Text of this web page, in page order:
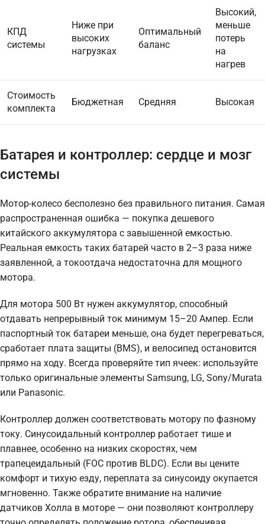
КПД
системы
Ниже при
высоких
нагрузках
Оптимальный
баланс
Высокий,
меньше
потерь
на
нагрев
Стоимость
комплекта
Бюджетная Средняя Высокая
Батарея и контроллер: сердце и мозг
системы
Мотор-колесо бесполезно без правильного питания. Самая
распространенная ошибка — покупка дешевого
китайского аккумулятора с завышенной емкостью.
Реальная емкость таких батарей часто в 2–3 раза ниже
заявленной, а токоотдача недостаточна для мощного
мотора.
Для мотора 500 Вт нужен аккумулятор, способный
отдавать непрерывный ток минимум 15–20 Ампер. Если
паспортный ток батареи меньше, она будет перегреваться,
сработает плата защиты (BMS), и велосипед остановится
прямо на ходу. Всегда проверяйте тип ячеек: используйте
только оригинальные элементы Samsung, LG, Sony/Murata
или Panasonic.
Контроллер должен соответствовать мотору по фазному
току. Синусоидальный контроллер работает тише и
плавнее, особенно на низких скоростях, чем
трапецеидальный (FOC против BLDC). Если вы цените
комфорт и тихую езду, переплата за синусоиду окупается
мгновенно. Также обратите внимание на наличие
датчиков Холла в моторе — они позволяют контроллеру